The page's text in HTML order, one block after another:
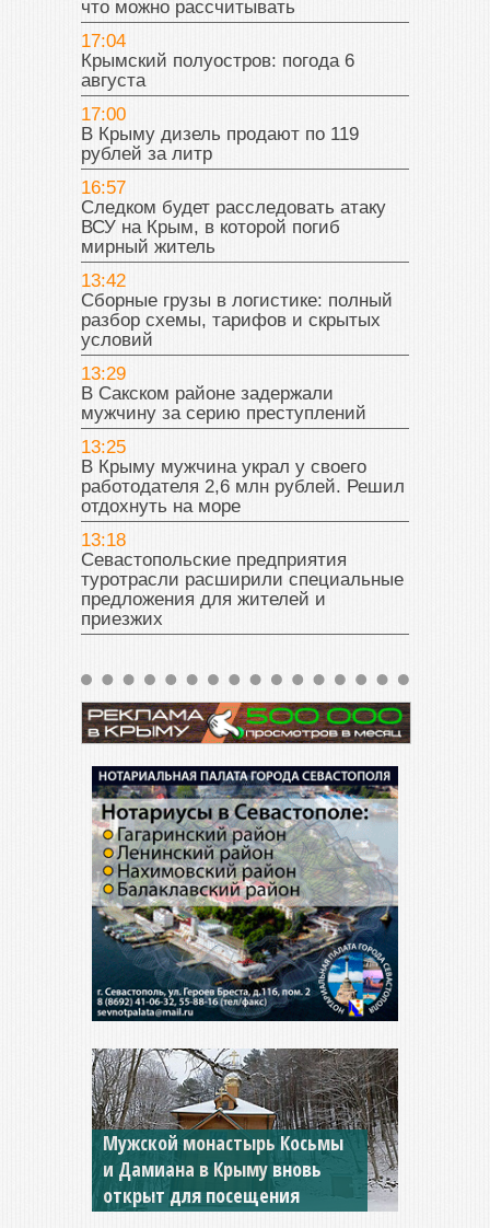
что можно рассчитывать
17:04
Крымский полуостров: погода 6
августа
17:00
В Крыму дизель продают по 119
рублей за литр
16:57
Следком будет расследовать атаку
ВСУ на Крым, в которой погиб
мирный житель
13:42
Сборные грузы в логистике: полный
разбор схемы, тарифов и скрытых
условий
13:29
В Сакском районе задержали
мужчину за серию преступлений
13:25
В Крыму мужчина украл у своего
работодателя 2,6 млн рублей. Решил
отдохнуть на море
13:18
Севастопольские предприятия
туротрасли расширили специальные
предложения для жителей и
приезжих
Мужской монастырь Косьмы
и Дамиана в Крыму вновь
открыт для посещения